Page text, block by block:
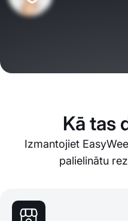
Kā tas
Izmantojiet
palielinātu